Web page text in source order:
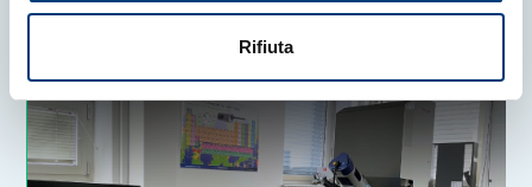
Rifiuta